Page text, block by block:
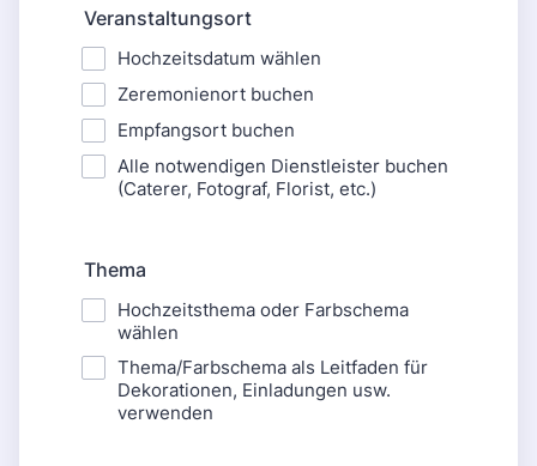
Veranstaltungsort
Hochzeitsdatum wählen
Zeremonienort buchen
Empfangsort buchen
Alle notwendigen Dienstleister buchen
(Caterer, Fotograf, Florist, etc.)
Thema
Hochzeitsthema oder Farbschema
wählen
Thema/Farbschema als Leitfaden für
Dekorationen, Einladungen usw.
verwenden